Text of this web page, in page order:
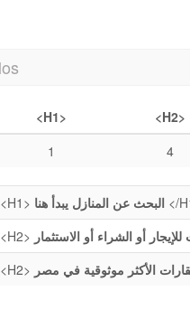
<H1> <H2>
1
4
<H1> البحث عن المنازل يبدأ هنا</
<H2> أو الشراء أو الاستثمار
<H2> الأكثر موثوقية في مصر